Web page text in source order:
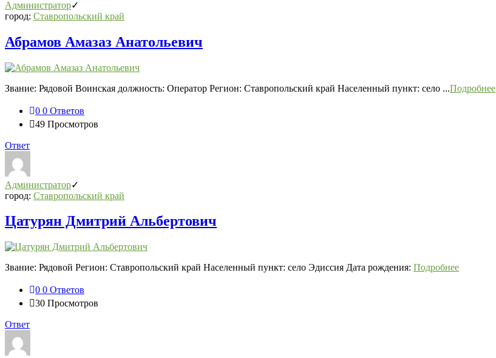
Администратор
город: Ставропольский край
Абрамов Амазаз Анатольевич
Звание: Рядовой Воинская должность: Оператор Регион: Ставропольский край Населенный пункт: село ...Подробнее
0 0 Ответов
49 Просмотров
Ответ
Администратор
город: Ставропольский край
Цатурян Дмитрий Альбертович
Звание: Рядовой Регион: Ставропольский край Населенный пункт: село Эдиссия Дата рождения: Подробнее
0 0 Ответов
30 Просмотров
Ответ